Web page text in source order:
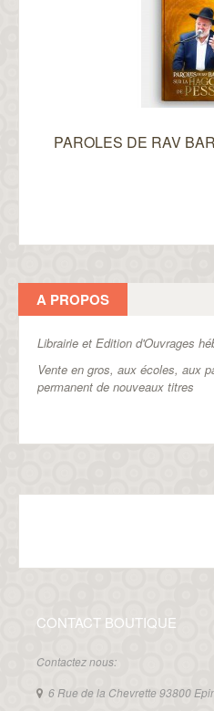
PAROLES DE RAV
A PROPOS
Librairie et Edition d'Ouvrages
Vente en gros, aux écoles, aux
permanent de nouveaux titres
CONTACT BOUTIQUE
Contactez nous:
6 Rue de la Chevrette 93800